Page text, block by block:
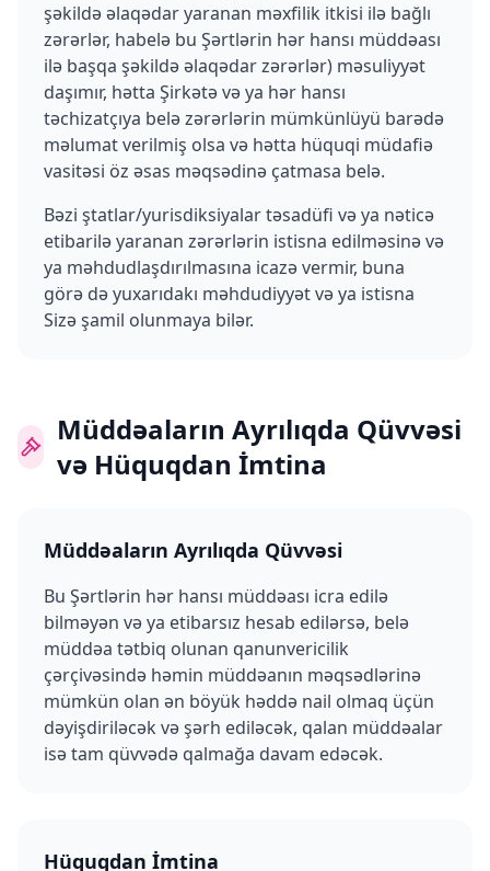
şəkildə əlaqədar yaranan məxfilik itkisi ilə bağlı
zərərlər, habelə bu Şərtlərin hər hansı müddəası
ilə başqa şəkildə əlaqədar zərərlər) məsuliyyət
daşımır, hətta Şirkətə və ya hər hansı
təchizatçıya belə zərərlərin mümkünlüyü barədə
məlumat verilmiş olsa və hətta hüquqi müdafiə
vasitəsi öz əsas məqsədinə çatmasa belə.
Bəzi ştatlar/yurisdiksiyalar təsadüfi və ya nəticə
etibarilə yaranan zərərlərin istisna edilməsinə və
ya məhdudlaşdırılmasına icazə vermir, buna
görə də yuxarıdakı məhdudiyyət və ya istisna
Sizə şamil olunmaya bilər.
Müddəaların Ayrılıqda Qüvvəsi
və Hüquqdan İmtina
Müddəaların Ayrılıqda Qüvvəsi
Bu Şərtlərin hər hansı müddəası icra edilə
bilməyən və ya etibarsız hesab edilərsə, belə
müddəa tətbiq olunan qanunvericilik
çərçivəsində həmin müddəanın məqsədlərinə
mümkün olan ən böyük həddə nail olmaq üçün
dəyişdiriləcək və şərh ediləcək, qalan müddəalar
isə tam qüvvədə qalmağa davam edəcək.
Hüquqdan İmtina